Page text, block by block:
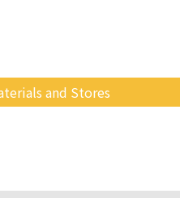
and Stores